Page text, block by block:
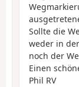
Sollte die
weder in
noch der
Einen
Phil RV